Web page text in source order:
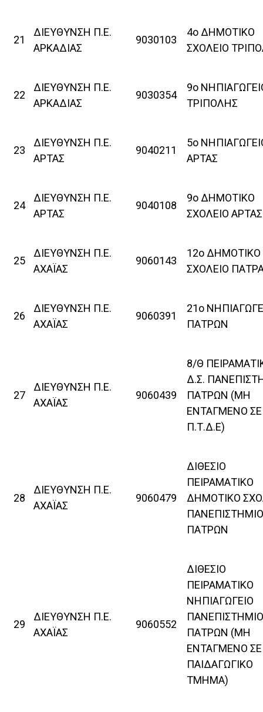
21
ΔΙΕΥΘΥΝΣΗ Π.Ε.
ΑΡΚΑΔΙΑΣ
9030103
4ο ΔΗΜΟΤΙΚΟ
ΣΧΟΛΕΙΟ
22
ΔΙΕΥΘΥΝΣΗ Π.Ε.
ΑΡΚΑΔΙΑΣ
9030354
9ο
ΤΡΙΠΟΛΗΣ
23
ΔΙΕΥΘΥΝΣΗ Π.Ε.
ΑΡΤΑΣ
9040211
5ο
ΑΡΤΑΣ
24
ΔΙΕΥΘΥΝΣΗ Π.Ε.
ΑΡΤΑΣ
9040108
9ο ΔΗΜΟΤΙΚΟ
ΣΧΟΛΕΙΟ ΑΡΤΑΣ
25
ΔΙΕΥΘΥΝΣΗ Π.Ε.
ΑΧΑΪΑΣ
9060143
12ο ΔΗΜΟΤΙΚΟ
ΣΧΟΛΕΙΟ
26
ΔΙΕΥΘΥΝΣΗ Π.Ε.
ΑΧΑΪΑΣ
9060391
21ο
ΠΑΤΡΩΝ
27
ΔΙΕΥΘΥΝΣΗ Π.Ε.
ΑΧΑΪΑΣ
9060439
8/Θ
Δ.Σ.
ΠΑΤΡΩΝ (ΜΗ
ΕΝΤΑΓΜΕΝΟ ΣΕ
Π.Τ.Δ.Ε)
28
ΔΙΕΥΘΥΝΣΗ Π.Ε.
ΑΧΑΪΑΣ
9060479
ΔΙΘΕΣΙΟ
ΠΕΙΡΑΜΑΤΙΚΟ
ΔΗΜΟΤΙΚΟ
ΠΑΤΡΩΝ
29
ΔΙΕΥΘΥΝΣΗ Π.Ε.
ΑΧΑΪΑΣ
9060552
ΔΙΘΕΣΙΟ
ΠΕΙΡΑΜΑΤΙΚΟ
ΝΗΠΙΑΓΩΓΕΙΟ
ΠΑΤΡΩΝ (ΜΗ
ΕΝΤΑΓΜΕΝΟ ΣΕ
ΠΑΙΔΑΓΩΓΙΚΟ
ΤΜΗΜΑ)